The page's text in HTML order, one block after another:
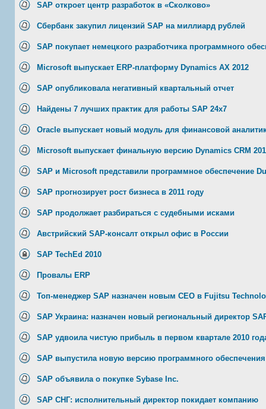
SAP откроет центр разработок в «Сколково»
Сбербанк закупил лицензий SAP на миллиард рублей
SAP покупает немецкого разработчика программного
Microsoft выпускает ERP-платформу Dynamics AX 2012
SAP опубликовала негативный квартальный отчет
Найдены 7 лучших практик для работы SAP 24х7
Oracle выпускает новый модуль для финансовой
Microsoft выпускает финальную версию Dynamics CRM
SAP и Microsoft представили программное обеспечение
SAP прогнозирует рост бизнеса в 2011 году
SAP продолжает разбираться с судебными исками
Австрийский SAP-консалт открыл офис в России
SAP TechEd 2010
Провалы ERP
Топ-менеджер SAP назначен новым CEO в Fujitsu
SAP Украина: назначен новый региональный директор
SAP удвоила чистую прибыль в первом квартале 2010
SAP выпустила новую версию программного
SAP объявила о покупке Sybase Inc.
SAP СНГ: исполнительный директор покидает компанию